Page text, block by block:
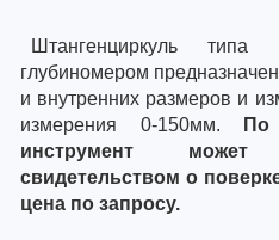
Штангенциркуль
глубиномером
и внутренних размеров и
измерения 0-150мм.
По
инструмент
свидетельством о
цена по запросу.